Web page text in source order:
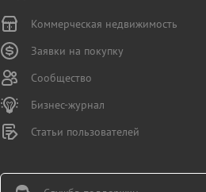
Коммерческая недвижимость
Заявки на покупку
Сообщество
Бизнес-журнал
Статьи пользователей